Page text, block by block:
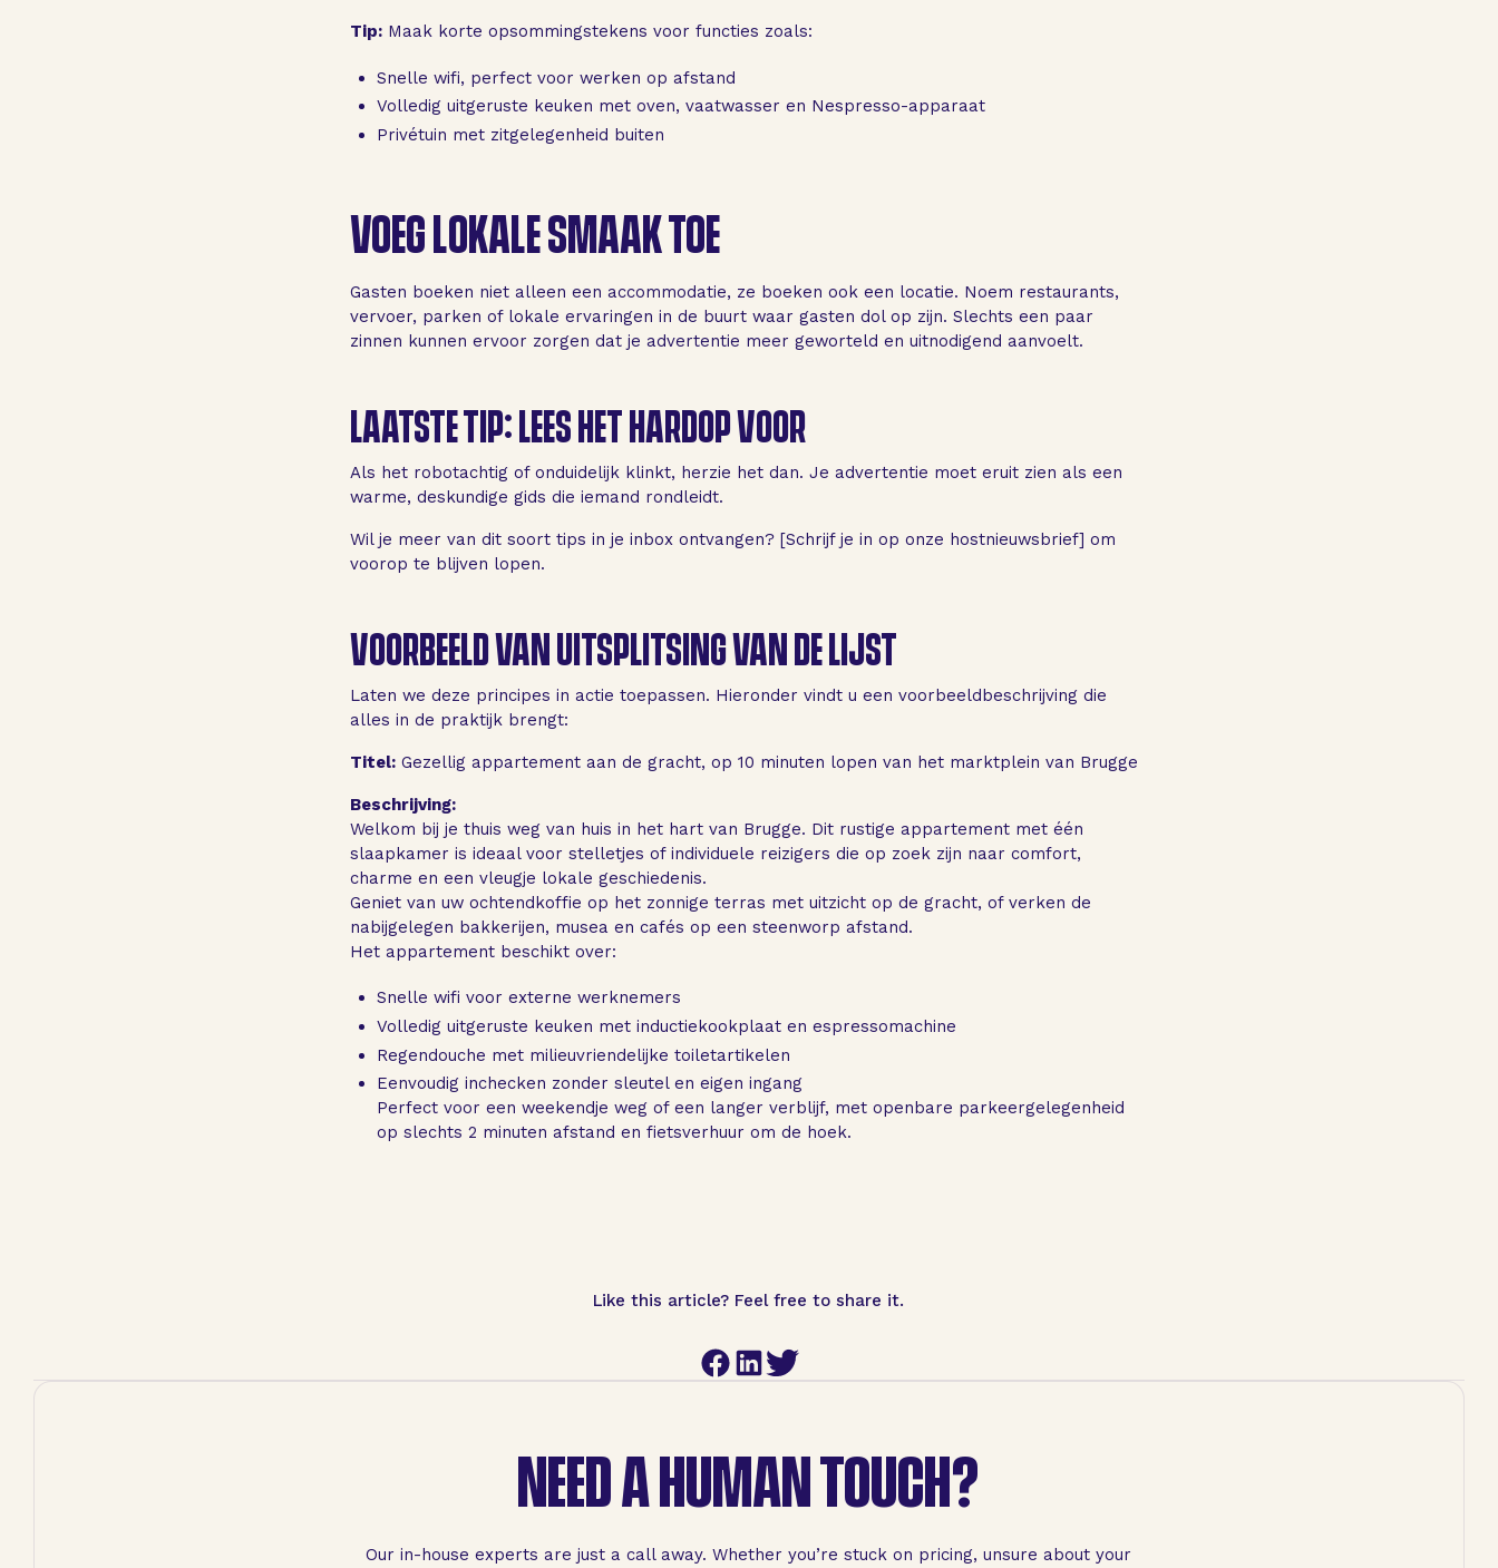
Tip:Maak korte opsommingstekens voor functies zoals:
Snelle wifi, perfect voor werken op afstand
Volledig uitgeruste keuken met oven, vaatwasser en Nespresso-apparaat
Privétuin met zitgelegenheid buiten
VOEG LOKALE SMAAK TOE
Gasten boeken niet alleen een accommodatie, ze boeken ook een locatie. Noem restaurants,
vervoer, parken of lokale ervaringen in de buurt waar gasten dol op zijn. Slechts een paar
zinnen kunnen ervoor zorgen dat je advertentie meer geworteld en uitnodigend aanvoelt.
LAATSTE TIP: LEES HET HARDOP VOOR
Als het robotachtig of onduidelijk klinkt, herzie het dan. Je advertentie moet eruit zien als een
warme, deskundige gids die iemand rondleidt.
Wil je meer van dit soort tips in je inbox ontvangen? [Schrijf je in op onze hostnieuwsbrief] om
voorop te blijven lopen.
VOORBEELD VAN UITSPLITSING VAN DE LIJST
Laten we deze principes in actie toepassen. Hieronder vindt u een voorbeeldbeschrijving die
alles in de praktijk brengt:
Titel:Gezellig appartement aan de gracht, op 10 minuten lopen van het marktplein van Brugge
Beschrijving:
Welkom bij je thuis weg van huis in het hart van Brugge. Dit rustige appartement met één
slaapkamer is ideaal voor stelletjes of individuele reizigers die op zoek zijn naar comfort,
charme en een vleugje lokale geschiedenis.
Geniet van uw ochtendkoffie op het zonnige terras met uitzicht op de gracht, of verken de
nabijgelegen bakkerijen, musea en cafés op een steenworp afstand.
Het appartement beschikt over:
Snelle wifi voor externe werknemers
Volledig uitgeruste keuken met inductiekookplaat en espressomachine
Regendouche met milieuvriendelijke toiletartikelen
Eenvoudig inchecken zonder sleutel en eigen ingang
Perfect voor een weekendje weg of een langer verblijf, met openbare parkeergelegenheid
op slechts 2 minuten afstand en fietsverhuur om de hoek.
Like this article? Feel free to share it.
NEED A HUMAN TOUCH?
Our in-house experts are just a call away. Whether you’re stuck on pricing, unsure about your